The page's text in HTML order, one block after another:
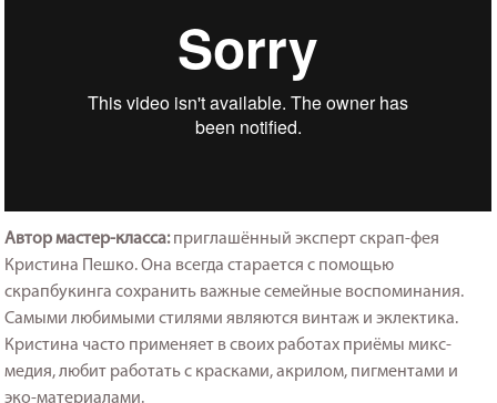
Автор мастер-класса:приглашённый эксперт скрап-фея
Кристина Пешко. Она всегда старается с помощью
скрапбукинга сохранить важные семейные воспоминания.
Самыми любимыми стилями являются винтаж и эклектика.
Кристина часто применяет в своих работах приёмы микс-
медия, любит работать с красками, акрилом, пигментами и
эко-материалами.